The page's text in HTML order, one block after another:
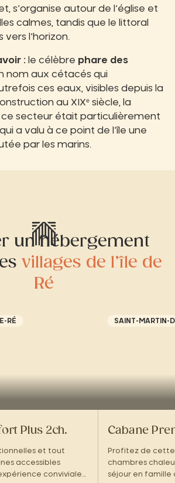
s’organise autour de l’église et
calmes, tandis que le littoral
l’horizon.
: le célèbre phare des
nom aux cétacés qui
ces eaux, visibles depuis la
au XIXᵉ siècle, la
secteur était particulièrement
a valu à ce point de l’île une
par les marins.
un hébergement
villages de l’île de
Ré
RÉ
Plus 2ch.
et tout
accessibles
conviviale
SAINT-MARTIN-
Cabane
Profitez de
chambres
séjour en famille